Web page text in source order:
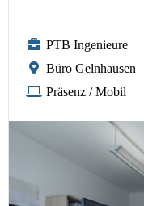
PTB Ingenieure
Büro Gelnhausen
Präsenz / Mobil